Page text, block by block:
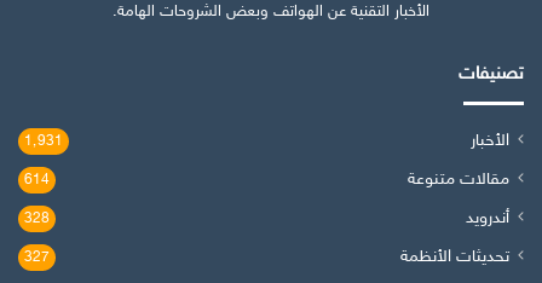
الأخبار التقنية عن الهواتف وبعض الشروحات الهامة.
تصنيفات
الأخبار 1٬931
مقالات متنوعة 614
أندرويد 328
تحديثات الأنظمة 327